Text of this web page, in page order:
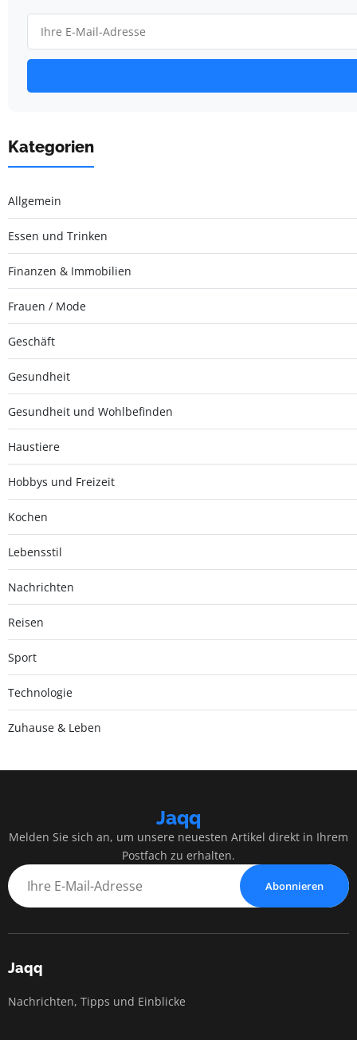
Kategorien
Allgemein
Essen und Trinken
Finanzen & Immobilien
Frauen / Mode
Geschäft
Gesundheit
Gesundheit und Wohlbefinden
Haustiere
Hobbys und Freizeit
Kochen
Lebensstil
Nachrichten
Reisen
Sport
Technologie
Zuhause & Leben
Jaqq
Melden Sie sich an, um unsere neuesten Artikel direkt in Ihrem
Postfach zu erhalten.
Abonnieren
Jaqq
Nachrichten, Tipps und Einblicke